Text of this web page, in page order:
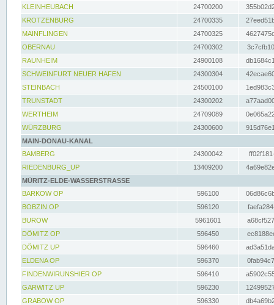
KLEINHEUBACH 24700200
KROTZENBURG
24700335
MAINFLINGEN
24700325
OBERNAU
24700302
RAUNHEIM
24900108
SCHWEINFURT NEUER HAFEN
24300304
STEINBACH
24500100
TRUNSTADT
24300202
WERTHEIM
24709089
WÜRZBURG
24300600
MAIN-DONAU-KANAL
BAMBERG
24300042
RIEDENBURG_UP
13409200
MÜRITZ-ELDE-WASSERSTRASSE
BARKOW OP
596100
BOBZIN OP
596120
BUROW
5961601
DÖMITZ OP
596450
DÖMITZ UP
596460
ELDENA OP
596370
FINDENWIRUNSHIER OP
596410
GARWITZ UP
596230
GRABOW OP
596330